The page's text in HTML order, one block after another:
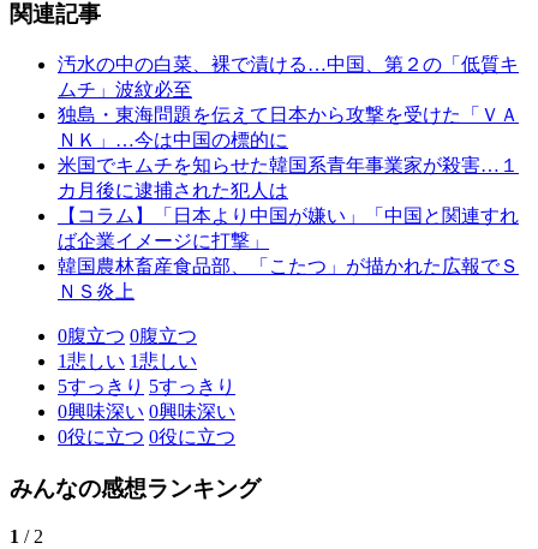
関連記事
汚水の中の白菜、裸で漬ける…中国、第２の「低質キ
ムチ」波紋必至
独島・東海問題を伝えて日本から攻撃を受けた「ＶＡ
ＮＫ」…今は中国の標的に
米国でキムチを知らせた韓国系青年事業家が殺害…１
カ月後に逮捕された犯人は
【コラム】「日本より中国が嫌い」「中国と関連すれ
ば企業イメージに打撃」
韓国農林畜産食品部、「こたつ」が描かれた広報でＳ
ＮＳ炎上
0腹立つ 0腹立つ
1悲しい 1悲しい
5すっきり 5すっきり
0興味深い 0興味深い
0役に立つ 0役に立つ
みんなの感想ランキング
1 / 2